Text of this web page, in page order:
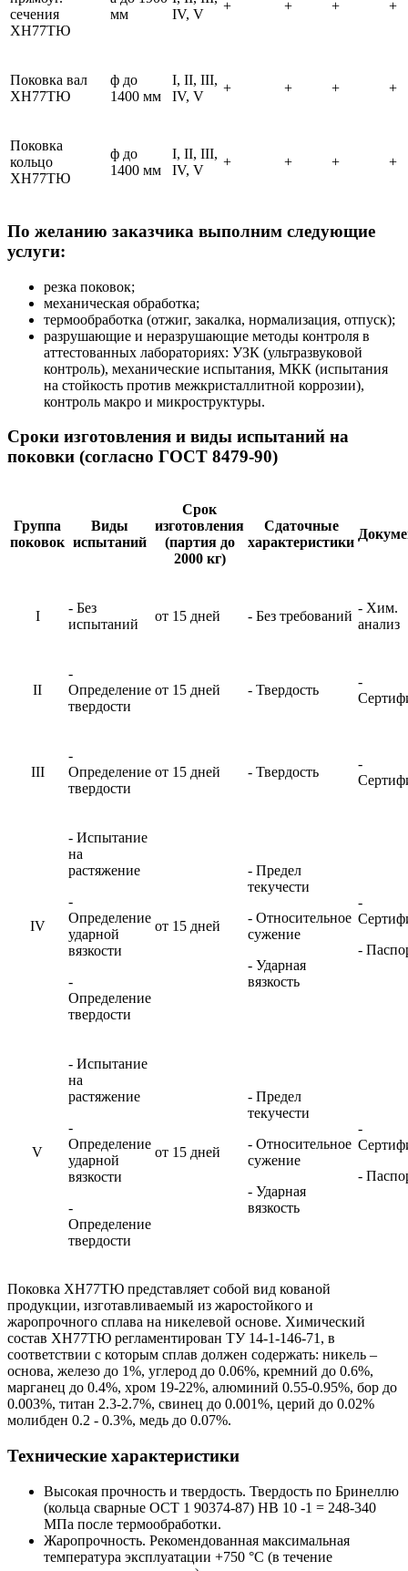
сечения
ХН77ТЮ
мм
IV, V
+ + + +
Поковка вал
ХН77ТЮ
ф до
1400 мм
I, II, III,
IV, V
+ + + +
Поковка
кольцо
ХН77ТЮ
ф до
1400 мм
I, II, III,
IV, V
+ + + +
По желанию заказчика выполним следующие
услуги:
резка поковок;
механическая обработка;
термообработка (отжиг, закалка, нормализация, отпуск);
разрушающие и неразрушающие методы контроля в
аттестованных лабораториях: УЗК (ультразвуковой
контроль), механические испытания, МКК (испытания
на стойкость против межкристаллитной коррозии),
контроль макро и микроструктуры.
Сроки изготовления и виды испытаний на
поковки (согласно ГОСТ 8479-90)
Группа
поковок
Виды
испытаний
Срок
изготовления
(партия до
2000 кг)
Сдаточные
характеристики
I
- Без
испытаний
от 15 дней - Без требований
- Хим.
анализ
II
-
Определение
твердости
от 15 дней - Твердость
-
III
-
Определение
твердости
от 15 дней - Твердость
-
IV
- Испытание
на
растяжение
-
Определение
ударной
вязкости
-
Определение
твердости
от 15 дней
- Предел
текучести
- Относительное
сужение
- Ударная
вязкость
-
-
V
- Испытание
на
растяжение
-
Определение
ударной
вязкости
-
Определение
твердости
от 15 дней
- Предел
текучести
- Относительное
сужение
- Ударная
вязкость
-
-
Поковка ХН77ТЮ представляет собой вид кованой
продукции, изготавливаемый из жаростойкого и
жаропрочного сплава на никелевой основе. Химический
состав ХН77ТЮ регламентирован TУ 14-1-146-71, в
соответствии с которым сплав должен содержать: никель –
основа, железо до 1%, углерод до 0.06%, кремний до 0.6%,
марганец до 0.4%, хром 19-22%, алюминий 0.55-0.95%, бор до
0.003%, титан 2.3-2.7%, свинец до 0.001%, церий до 0.02%
молибден 0.2 - 0.3%, медь до 0.07%.
Технические характеристики
Высокая прочность и твердость. Твердость по Бринеллю
(кольца сварные ОСТ 1 90374-87) HB 10 -1 = 248-340
МПа после термообработки.
Жаропрочность. Рекомендованная максимальная
температура эксплуатации +750 °C (в течение